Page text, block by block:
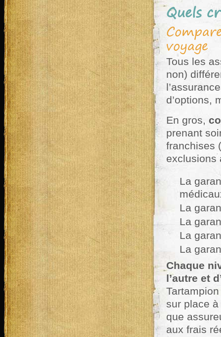
Quels
voyage
Tous les
non)
d’options,
En gros,
prenant
franchises
exclusions
La
La
La
La
La
Chaque
l’autre et
sur place
que
aux frais